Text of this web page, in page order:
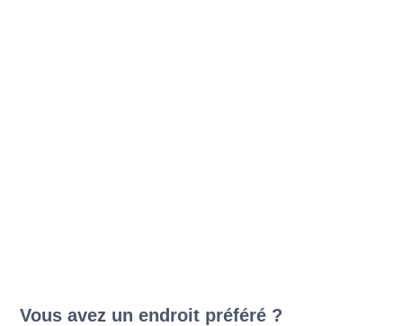
Vous avez un endroit préféré ?